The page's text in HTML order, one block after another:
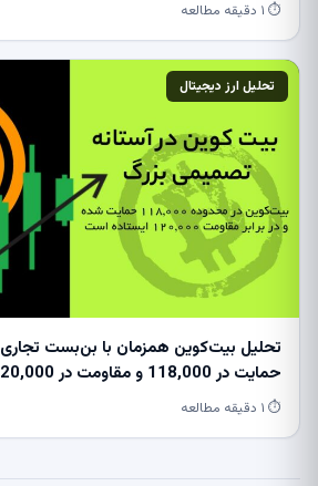
⏱ ۱ دقیقه مطالعه
تحلیل ارز دیجیتال
تحلیل بیت‌کوین همزمان با بن‌بست تجاری
حمایت در 118,000 و مقاومت در 120,000
⏱ ۱ دقیقه مطالعه